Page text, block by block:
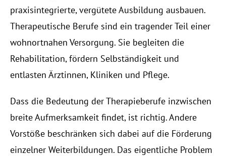
praxisintegrierte, vergütete Ausbildung ausbauen.
Therapeutische Berufe sind ein tragender Teil einer
wohnortnahen Versorgung. Sie begleiten die
Rehabilitation, fördern Selbständigkeit und
entlasten Ärztinnen, Kliniken und Pflege.
Dass die Bedeutung der Therapieberufe inzwischen
breite Aufmerksamkeit findet, ist richtig. Andere
Vorstöße beschränken sich dabei auf die Förderung
einzelner Weiterbildungen. Das eigentliche Problem